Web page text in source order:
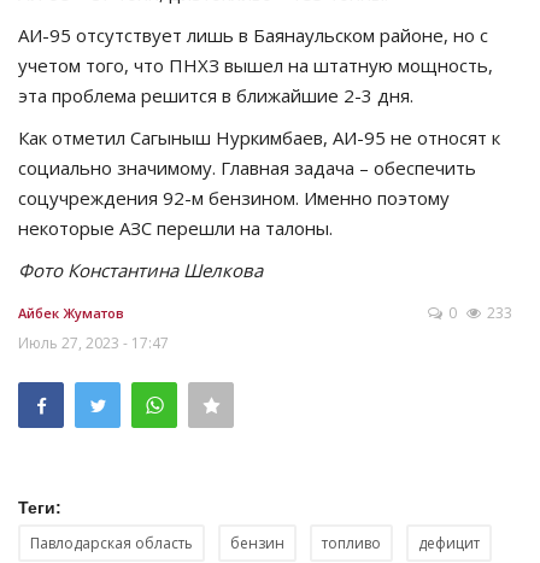
АИ-95 отсутствует лишь в Баянаульском районе, но с
учетом того, что ПНХЗ вышел на штатную мощность,
эта проблема решится в ближайшие 2-3 дня.
Как отметил Сагыныш Нуркимбаев, АИ-95 не относят к
социально значимому. Главная задача – обеспечить
соцучреждения 92-м бензином. Именно поэтому
некоторые АЗС перешли на талоны.
Фото Константина Шелкова
Айбек Жуматов
Июль 27, 2023 - 17:47
0 233
Теги:
Павлодарская область бензин топливо дефицит